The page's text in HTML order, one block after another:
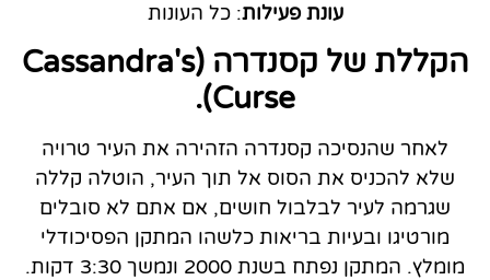
עונת פעילות: כל העונות
הקללת של קסנדרה (Cassandra's
Curse).
לאחר שהנסיכה קסנדרה הזהירה את העיר טרויה
שלא להכניס את הסוס אל תוך העיר, הוטלה קללה
שגרמה לעיר לבלבול חושים, אם אתם לא סובלים
מורטיגו ובעיות בריאות כלשהו המתקן הפסיכודלי
מומלץ. המתקן נפתח בשנת 2000 ונמשך 3:30 דקות.